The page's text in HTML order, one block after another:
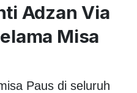
Adzan Via
Misa
Paus di seluruh